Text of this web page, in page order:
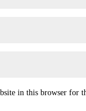
in this browser for